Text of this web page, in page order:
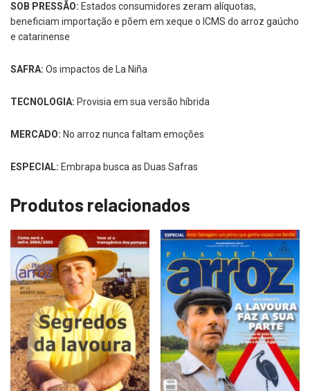
SOB PRESSÃO: Estados consumidores zeram alíquotas,
beneficiam importação e põem em xeque o ICMS do arroz gaúcho
e catarinense
SAFRA: Os impactos de La Niña
TECNOLOGIA: Provisia em sua versão híbrida
MERCADO: No arroz nunca faltam emoções
ESPECIAL: Embrapa busca as Duas Safras
Produtos relacionados